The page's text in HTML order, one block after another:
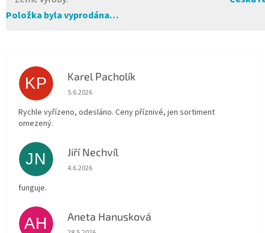
Položka byla vyprodána…
KP Karel Pacholík
Hodnocení obchodu je 4 z 5 hvězdiček.
5.6.2026
Rychle vyřízeno, odesláno. Ceny příznivé, jen sortiment
omezený.
JN Jiří Nechvíl
Hodnocení obchodu je 5 z 5 hvězdiček.
4.6.2026
funguje.
AH Aneta Hanusková
Hodnocení obchodu je 5 z 5 hvězdiček.